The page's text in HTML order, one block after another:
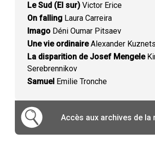
Le Sud (El sur) Victor Erice
On falling Laura Carreira
Imago Déni Oumar Pitsaev
Une vie ordinaireAlexander
La disparition de Josef Mengele
Serebrennikov
Samuel Emilie Tronche
Accès aux archives de la